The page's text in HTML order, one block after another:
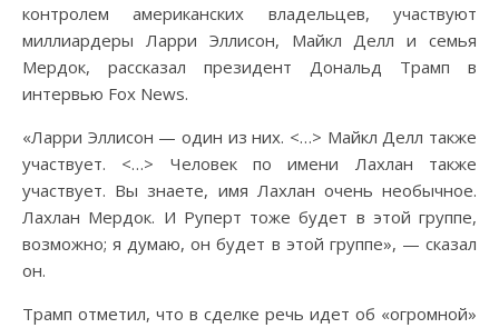
контролем американских владельцев, участвуют
миллиардеры Ларри Эллисон, Майкл Делл и семья
Мердок, рассказал президент Дональд Трамп в
интервью Fox News.
«Ларри Эллисон — один из них. <…> Майкл Делл также
участвует. <…> Человек по имени Лахлан также
участвует. Вы знаете, имя Лахлан очень необычное.
Лахлан Мердок. И Руперт тоже будет в этой группе,
возможно; я думаю, он будет в этой группе», — сказал
он.
Трамп отметил, что в сделке речь идет об «огромной»